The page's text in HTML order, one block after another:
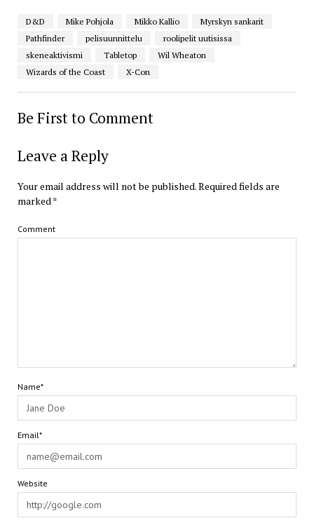
D&D Mike Pohjola Mikko Kallio
Myrskyn sankarit
Pathfinder
pelisuunnittelu
roolipelit uutisissa
skeneaktivismi
Tabletop
Wil Wheaton
Wizards of the Coast
X-Con
Be First to Comment
Leave a Reply
Your email address will not be published.Required fields are
marked*
Comment
Name*
Email*
Website